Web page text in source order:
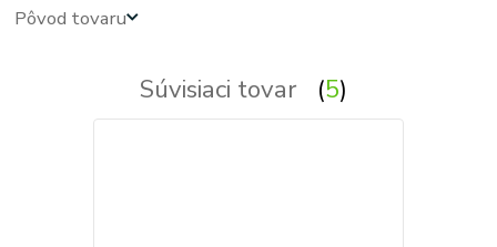
Pôvod tovaru
Súvisiaci tovar 5